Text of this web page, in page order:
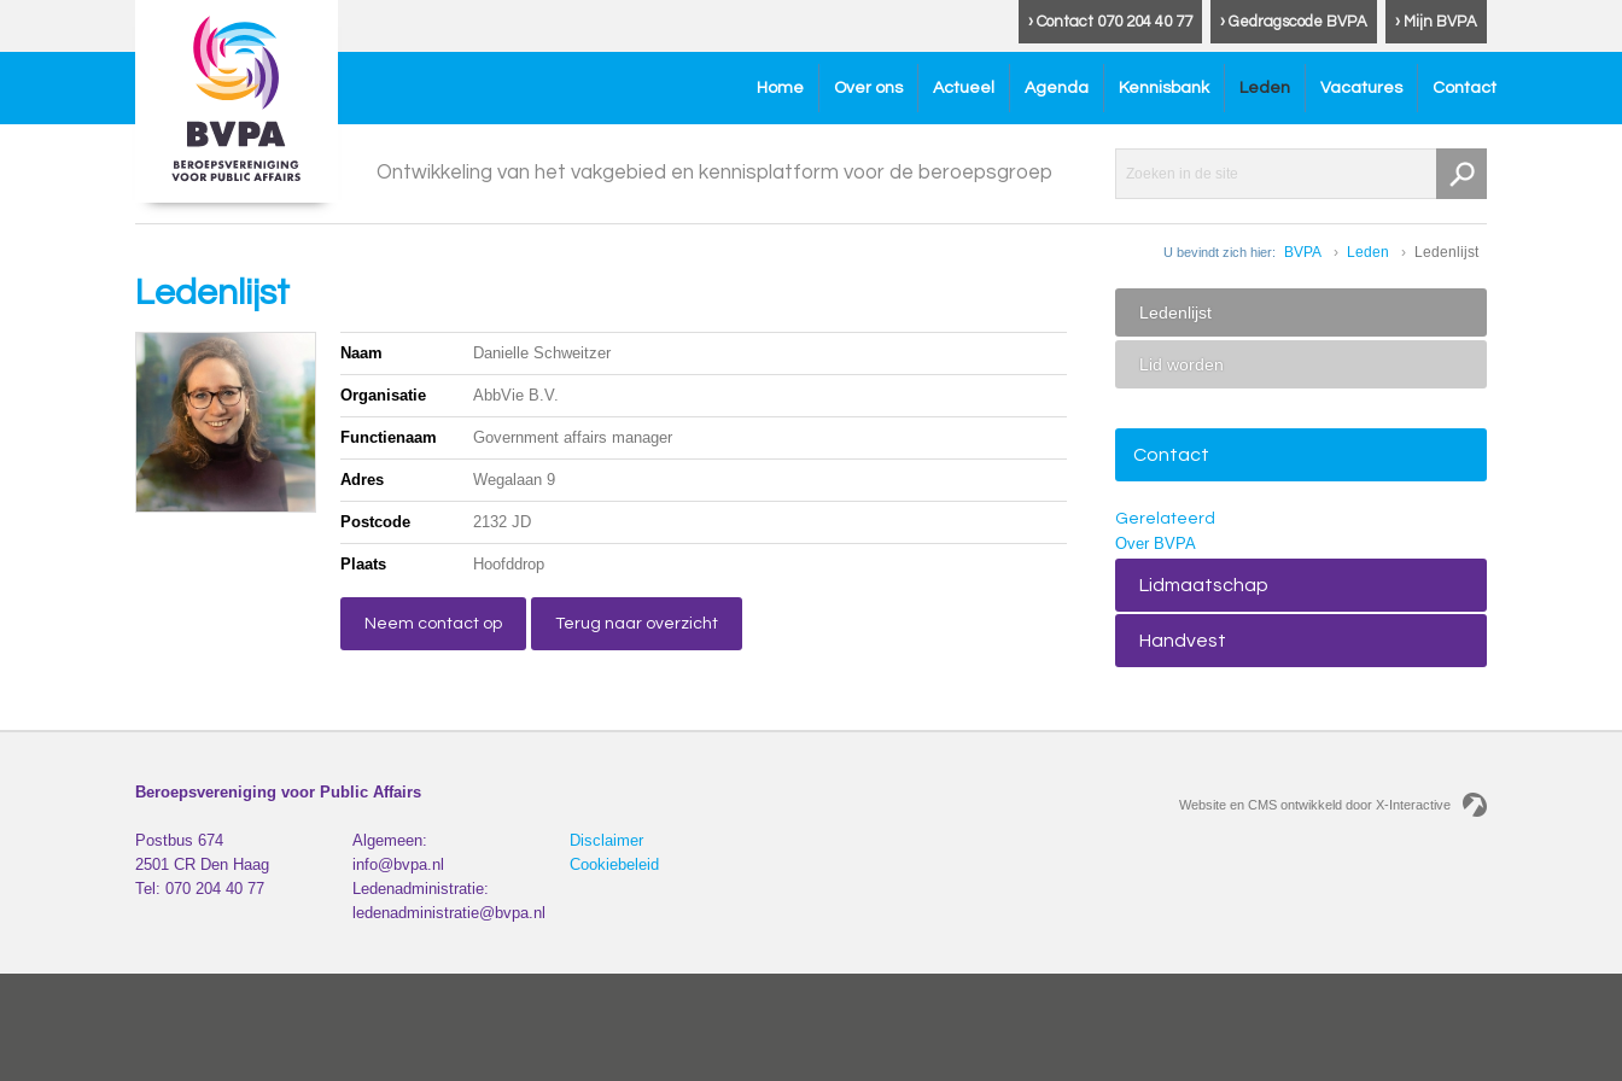
› Mijn BVPA
› Gedragscode BVPA
› Contact 070 204 40 77
Home Over ons Actueel Agenda Kennisbank Leden Vacatures Contact
Ontwikkeling van het vakgebied en kennisplatform voor de beroepsgroep
U bevindt zich hier: BVPA Leden Ledenlijst
Ledenlijst
Naam Danielle Schweitzer
Organisatie AbbVie B.V.
Functienaam Government affairs manager
Adres Wegalaan 9
Postcode 2132 JD
Plaats Hoofddrop
Neem contact op Terug naar overzicht
Ledenlijst
Lid worden
Contact
Gerelateerd
Over BVPA
Lidmaatschap
Handvest
Beroepsvereniging voor Public Affairs
Postbus 674
2501 CR Den Haag
Tel: 070 204 40 77
Algemeen:
info@bvpa.nl
Ledenadministratie:
ledenadministratie@bvpa.nl
Disclaimer
Cookiebeleid
Website en CMS ontwikkeld door X-Interactive